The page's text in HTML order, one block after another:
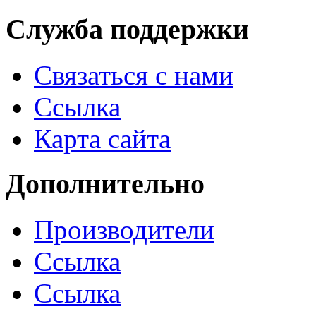
Служба поддержки
Связаться с нами
Ссылка
Карта сайта
Дополнительно
Производители
Ссылка
Ссылка